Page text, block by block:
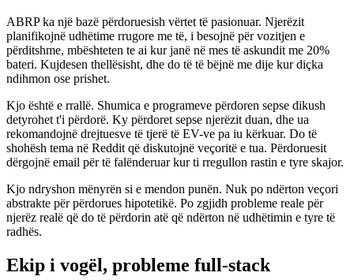
ABRP ka një bazë përdoruesish vërtet të pasionuar. Njerëzit
planifikojnë udhëtime rrugore me të, i besojnë për vozitjen e
përditshme, mbështeten te ai kur janë në mes të askundit me 20%
bateri. Kujdesen thellësisht, dhe do të të bëjnë me dije kur diçka
ndihmon ose prishet.
Kjo është e rrallë. Shumica e programeve përdoren sepse dikush
detyrohet t'i përdorë. Ky përdoret sepse njerëzit duan, dhe ua
rekomandojnë drejtuesve të tjerë të EV-ve pa iu kërkuar. Do të
shohësh tema në Reddit që diskutojnë veçoritë e tua. Përdoruesit
dërgojnë email për të falënderuar kur ti rregullon rastin e tyre skajor.
Kjo ndryshon mënyrën si e mendon punën. Nuk po ndërton veçori
abstrakte për përdorues hipotetikë. Po zgjidh probleme reale për
njerëz realë që do të përdorin atë që ndërton në udhëtimin e tyre të
radhës.
Ekip i vogël, probleme full-stack